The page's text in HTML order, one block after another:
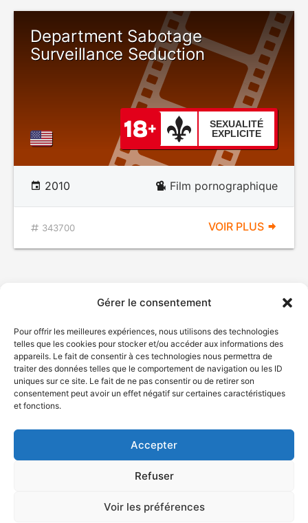
Gérer le consentement
Pour offrir les meilleures expériences, nous utilisons des technologies
telles que les cookies pour stocker et/ou accéder aux informations des
appareils. Le fait de consentir à ces technologies nous permettra de
traiter des données telles que le comportement de navigation ou les ID
uniques sur ce site. Le fait de ne pas consentir ou de retirer son
consentement peut avoir un effet négatif sur certaines caractéristiques
et fonctions.
Accepter
Refuser
Voir les préférences
Department Sabotage
Surveillance Seduction
SEXUALITÉ
EXPLICITE
2010 Film pornographique
343700 VOIR PLUS
© Gouvernement du Québec, 2026
Plan du site
Accessibilité
Accès à l'information
Déclaration de services